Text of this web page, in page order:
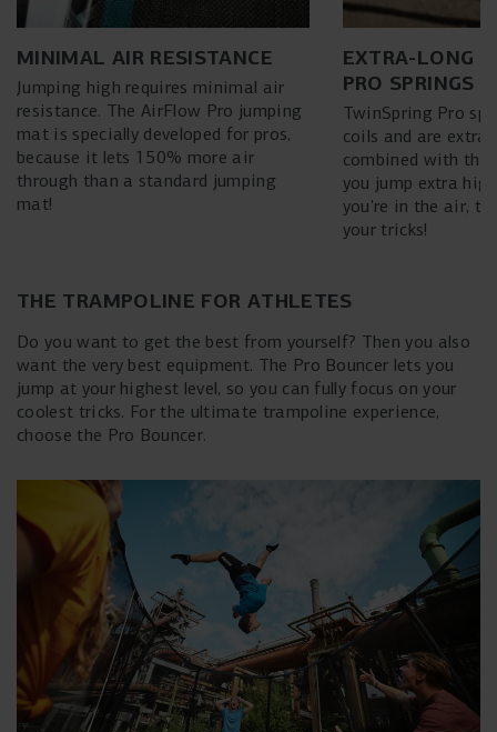
MINIMAL AIR RESISTANCE
Jumping high requires minimal air
resistance. The AirFlow Pro jumping
mat is specially developed for pros,
because it lets 150% more air
through than a standard jumping
mat!
EXTRA-LONG
PRO SPRINGS
TwinSpring Pro
coils and are extra
combined with the
you jump extra
you're in the air,
your tricks!
THE TRAMPOLINE FOR ATHLETES
Do you want to get the best from yourself? Then you also
want the very best equipment. The Pro Bouncer lets you
jump at your highest level, so you can fully focus on your
coolest tricks. For the ultimate trampoline experience,
choose the Pro Bouncer.